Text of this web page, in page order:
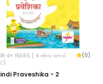
4+ YEARS ( 4 વર્ષના બાળકો
(0)
Praveshika - 2